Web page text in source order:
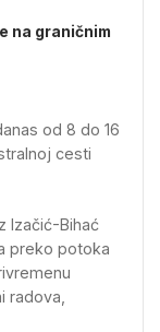
na graničnim
od 8 do 16
cesti
Izačić-Bihać
preko potoka
radova,